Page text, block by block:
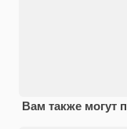
Вам также могут